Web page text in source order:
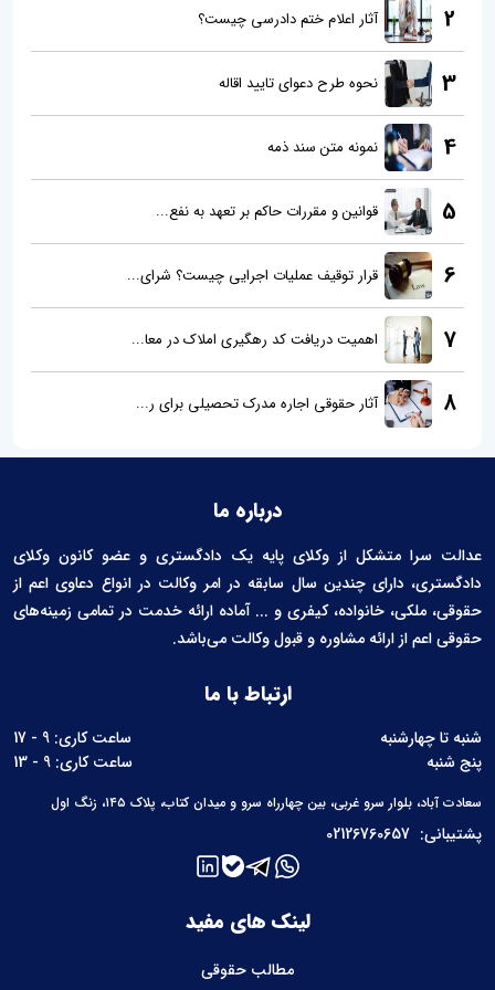
2 آثار اعلام ختم دادرسی چیست؟
3 نحوه طرح دعوای تایید اقاله
4 نمونه متن سند ذمه
5 قوانین و مقررات حاکم بر تعهد به نفع...
6 قرار توقیف عملیات اجرایی چیست؟ شرای...
7 اهمیت دریافت کد رهگیری املاک در معا...
8 آثار حقوقی اجاره مدرک تحصیلی برای ر...
درباره ما
عدالت سرا متشکل از وکلای پایه یک دادگستری و عضو کانون وکلای
دادگستری، دارای چندین سال سابقه در امر وکالت در انواع دعاوی اعم از
حقوقی، ملکی، خانواده، کیفری و ... آماده ارائه خدمت در تمامی زمینه‌های
حقوقی اعم از ارائه مشاوره و قبول وکالت می‌باشد.
لینک های مفید
مطالب حقوقی
ارتباط با ما
شنبه تا چهارشنبه
ساعت کاری: 9 - 17
پنج شنبه
ساعت کاری: 9 - 13
سعادت آباد، بلوار سرو غربی، بین چهارراه سرو و میدان کتاب، پلاک ۱۴۵، زنگ اول
پشتیبانی: 02126760657